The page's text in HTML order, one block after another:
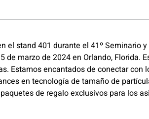
el stand 401 durante el 41º Seminario
de marzo de 2024 en Orlando, Florida.
Estamos encantados de conectar
en tecnología de tamaño de
de regalo exclusivos para los